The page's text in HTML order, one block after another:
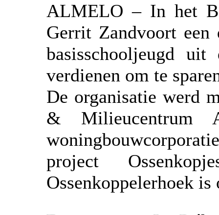
ALMELO – In het
Gerrit Zandvoort een
basisschooljeugd
verdienen om te
De organisatie werd
& Milieucentrum
project
Ossenkoppelerhoek